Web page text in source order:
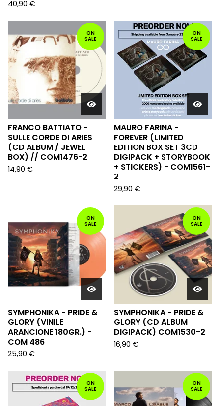
40,90 €
ON
SALE
FRANCO BATTIATO -
SULLE CORDE DI ARIES
(CD ALBUM / JEWEL
BOX) // COM1476-2
14,90 €
ON
SALE
MAURO FARINA -
FOREVER (LIMITED
EDITION BOX SET 3CD
DIGIPACK + STORYBOOK
+ STICKERS) - COM1561-
2
29,90 €
ON
SALE
SYMPHONIKA - PRIDE &
GLORY (VINILE
ARANCIONE 180GR.) -
COM 486
25,90 €
ON
SALE
SYMPHONIKA - PRIDE &
GLORY (CD ALBUM
DIGIPACK) COM1530-2
16,90 €
ON
SALE
ON
SALE